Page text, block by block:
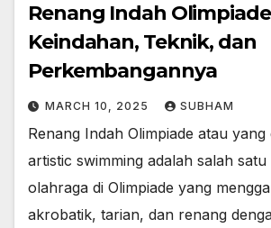
Renang Indah
Keindahan, Teknik, dan
Perkembangannya
MARCH 10, 2025 SUBHAM
Renang Indah Olimpiade atau yang
artistic swimming adalah salah
olahraga di Olimpiade yang
akrobatik, tarian, dan renang